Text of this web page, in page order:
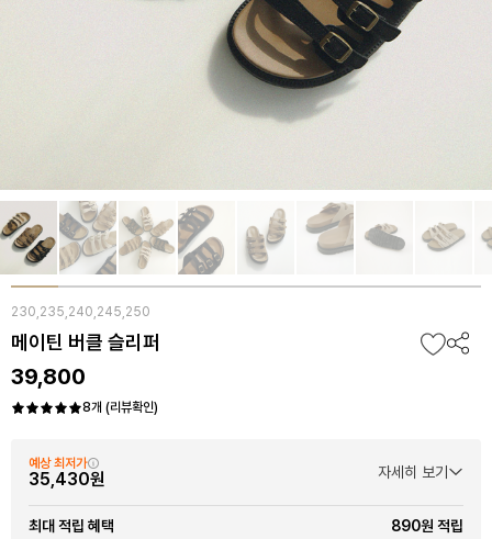
230,235,240,245,250
메이틴 버클 슬리퍼
39,800
8개 (리뷰확인)
예상 최저가
35,430원 자세히 보기
최대 적립 혜택 890원 적립